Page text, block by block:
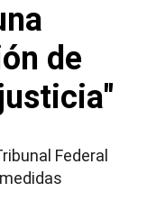
de
Federal